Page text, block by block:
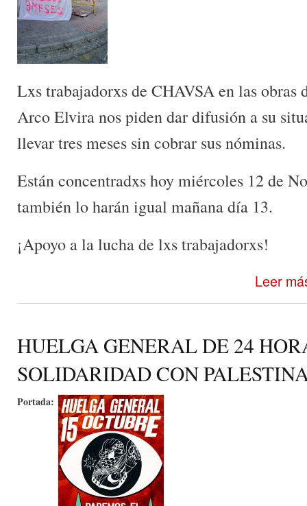
Lxs trabajadorxs de CHAVSA en las obras
Arco Elvira nos piden dar difusión a su
llevar tres meses sin cobrar sus nóminas.
Están concentradxs hoy miércoles 12 de
también lo harán igual mañana día 13.
¡Apoyo a la lucha de lxs trabajadorxs!
Leer
HUELGA GENERAL DE 24
SOLIDARIDAD CON
Portada: